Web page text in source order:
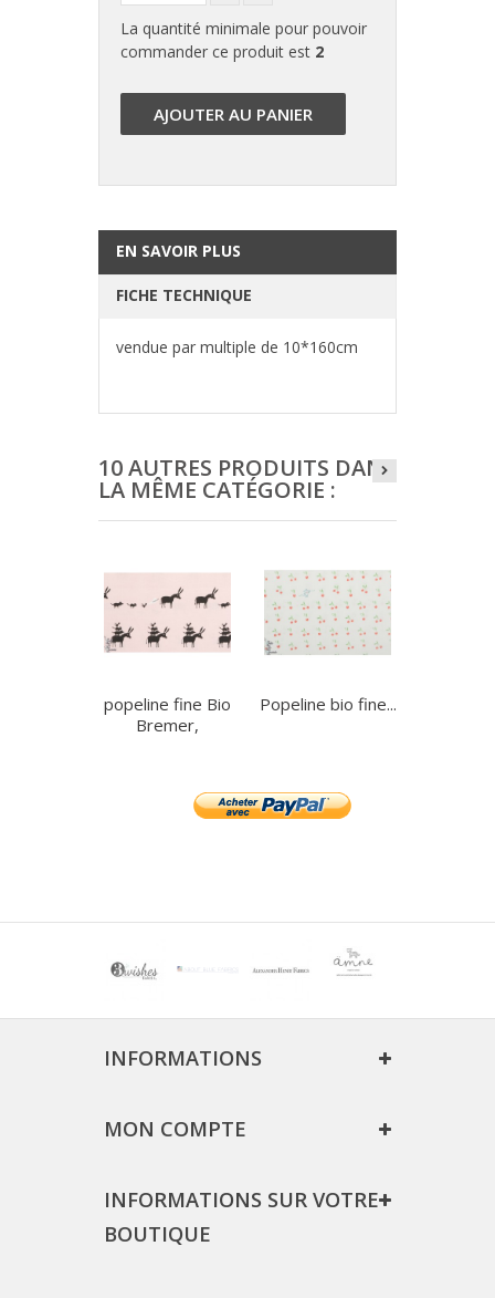
La quantité minimale pour pouvoir
commander ce produit est 2
AJOUTER AU PANIER
EN SAVOIR PLUS
FICHE TECHNIQUE
vendue par multiple de 10*160cm
10 AUTRES PRODUITS DANS
LA MÊME CATÉGORIE :
popeline fine Bio
Bremer,
Popeline bio fine...
INFORMATIONS
MON COMPTE
INFORMATIONS SUR VOTRE
BOUTIQUE